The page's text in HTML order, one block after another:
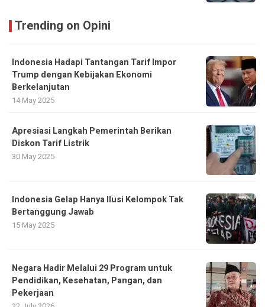
Trending on Opini
Indonesia Hadapi Tantangan Tarif Impor
Trump dengan Kebijakan Ekonomi
Berkelanjutan
14 May 2025
Apresiasi Langkah Pemerintah Berikan
Diskon Tarif Listrik
30 May 2025
Indonesia Gelap Hanya Ilusi Kelompok Tak
Bertanggung Jawab
15 May 2025
Negara Hadir Melalui 29 Program untuk
Pendidikan, Kesehatan, Pangan, dan
Pekerjaan